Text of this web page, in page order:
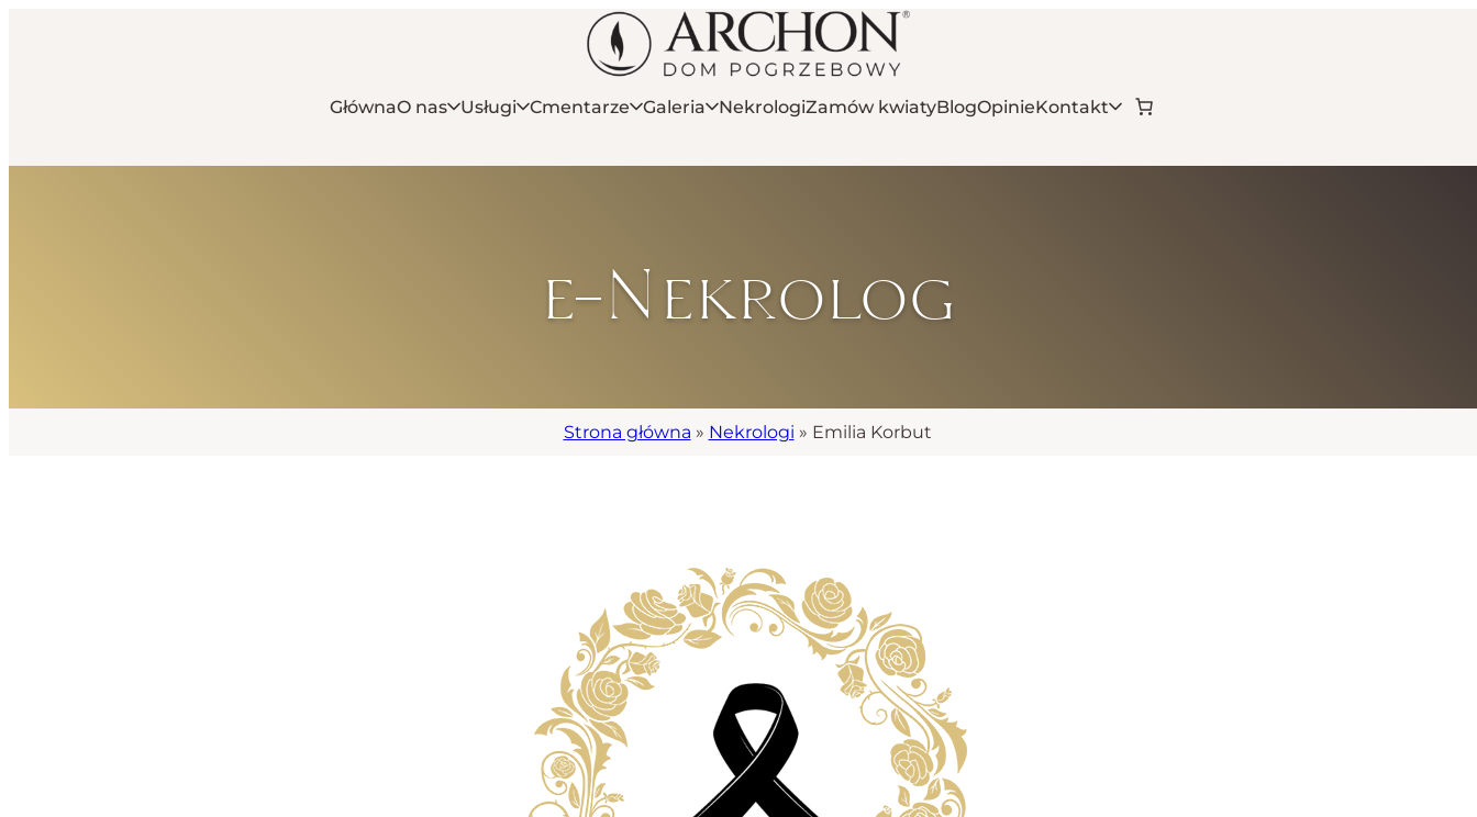
GłównaO nas Usługi Cmentarze Galeria NekrologiZamów kwiatyBlogOpinieKontakt
e-Nekrolog
Strona główna » Nekrologi » Emilia Korbut